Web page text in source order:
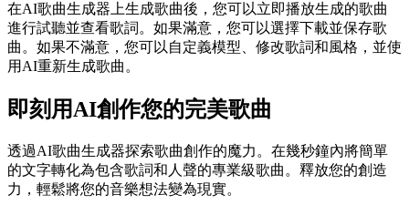
在AI歌曲生成器上生成歌曲後，您可以立即播放生成的歌曲
進行試聽並查看歌詞。如果滿意，您可以選擇下載並保存歌
曲。如果不滿意，您可以自定義模型、修改歌詞和風格，並使
用AI重新生成歌曲。
即刻用AI創作您的完美歌曲
透過AI歌曲生成器探索歌曲創作的魔力。在幾秒鐘內將簡單
的文字轉化為包含歌詞和人聲的專業級歌曲。釋放您的創造
力，輕鬆將您的音樂想法變為現實。